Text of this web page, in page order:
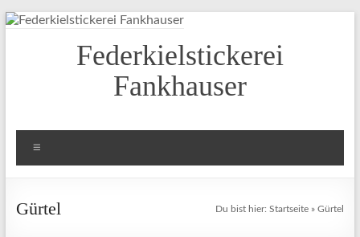
Federkielstickerei
Fankhauser
Gürtel Du bist hier:Startseite »Gürtel